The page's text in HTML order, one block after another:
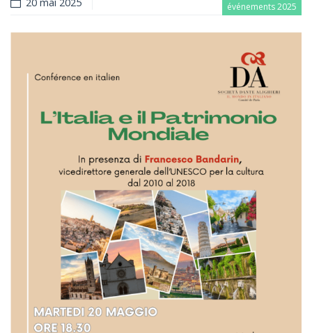
événements 2025